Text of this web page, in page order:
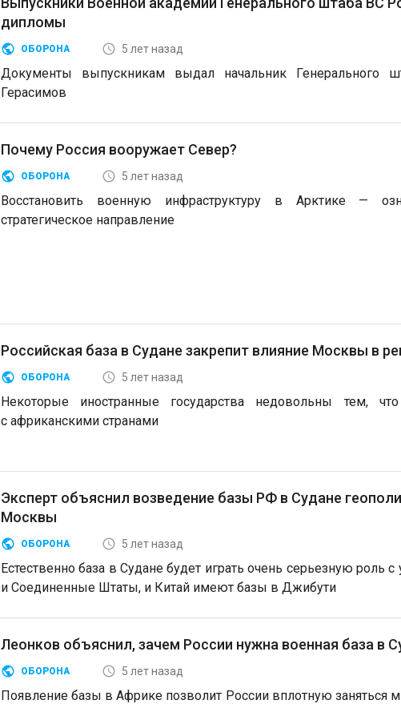
дипломы
ОБОРОНА 5 лет назад
Документы выпускникам выдал начальник Генерального
Герасимов
Почему Россия вооружает Север?
ОБОРОНА 5 лет назад
Восстановить военную инфраструктуру в Арктике —
стратегическое направление
Российская база в Судане закрепит влияние Москвы в
ОБОРОНА 5 лет назад
Некоторые иностранные государства недовольны тем,
с африканскими странами
Эксперт объяснил возведение базы РФ в Судане
Москвы
ОБОРОНА 5 лет назад
Естественно база в Судане будет играть очень серьезную роль с
и Соединенные Штаты, и Китай имеют базы в Джибути
Леонков объяснил, зачем России нужна военная база в
ОБОРОНА 5 лет назад
Появление базы в Африке позволит России вплотную заняться